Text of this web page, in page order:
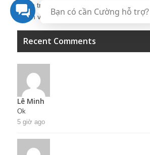
Quản trị Nhân sự Nguyễn Hùng Cường (
thành viên khác trong cộng đồng Nhân sự.
Recent Comments
Lê Minh
Ok
5 giờ ago
Bạn có cần Cường hỗ trợ?